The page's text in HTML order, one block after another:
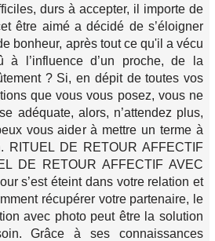
durs à accepter, il importe de
être aimé a décidé de s’éloigner
bonheur, après tout ce qu'il a vécu
à l’influence d’un proche, de la
? Si, en dépit de toutes vos
que vous vous posez, vous ne
adéquate, alors, n’attendez plus,
vous aider à mettre un terme à
RITUEL DE RETOUR AFFECTIF
DE RETOUR AFFECTIF AVEC
s’est éteint dans votre relation et
récupérer votre partenaire, le
avec photo peut être la solution
Grâce à ses connaissances